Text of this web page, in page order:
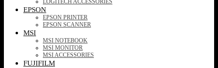
LOGITECH ACCESSORIES
EPSON
EPSON PRINTER
EPSON SCANNER
MSI
MSI NOTEBOOK
MSI MONITOR
MSI ACCESSORIES
FUJIFILM